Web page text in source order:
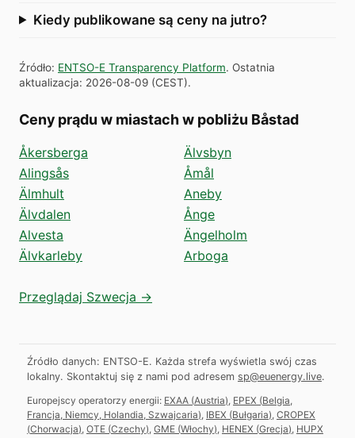
Kiedy publikowane są ceny na jutro?
Źródło: ENTSO-E Transparency Platform. Ostatnia
aktualizacja: 2026-08-09 (CEST).
Ceny prądu w miastach w pobliżu Båstad
Åkersberga
Alingsås
Älmhult
Älvdalen
Alvesta
Älvkarleby
Älvsbyn
Åmål
Aneby
Ånge
Ängelholm
Arboga
Przeglądaj Szwecja →
Źródło danych: ENTSO-E. Każda strefa wyświetla swój czas
lokalny. Skontaktuj się z nami pod adresem sp@euenergy.live.
Europejscy operatorzy energii: EXAA (Austria) EPEX (Belgia,
Francja, Niemcy, Holandia, Szwajcaria) IBEX (Bułgaria) CROPEX
(Chorwacja) OTE (Czechy) GME (Włochy) HENEX (Grecja) HUPX